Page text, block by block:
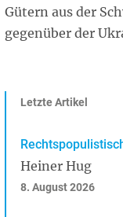
Gütern aus der
gegenüber der
Letzte Artikel
Heiner Hug
8. August 2026